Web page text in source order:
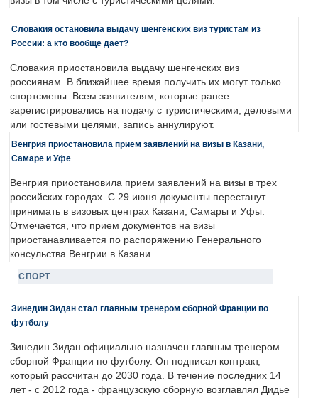
Словакия остановила выдачу шенгенских виз туристам из
России: а кто вообще дает?
Словакия приостановила выдачу шенгенских виз
россиянам. В ближайшее время получить их могут только
спортсмены. Всем заявителям, которые ранее
зарегистрировались на подачу с туристическими, деловыми
или гостевыми целями, запись аннулируют.
Венгрия приостановила прием заявлений на визы в Казани,
Самаре и Уфе
Венгрия приостановила прием заявлений на визы в трех
российских городах. С 29 июня документы перестанут
принимать в визовых центрах Казани, Самары и Уфы.
Отмечается, что прием документов на визы
приостанавливается по распоряжению Генерального
консульства Венгрии в Казани.
СПОРТ
Зинедин Зидан стал главным тренером сборной Франции по
футболу
Зинедин Зидан официально назначен главным тренером
сборной Франции по футболу. Он подписал контракт,
который рассчитан до 2030 года. В течение последних 14
лет - с 2012 года - французскую сборную возглавлял Дидье